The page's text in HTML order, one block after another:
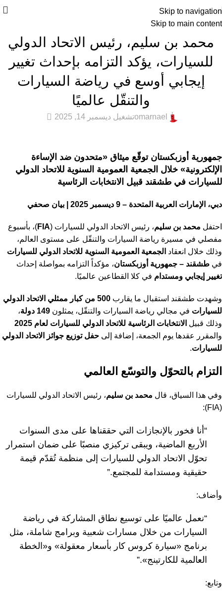
Skip to navigation
Skip to main content
محمد بن سليم، رئيس الاتحاد الدولي
للسيارات، يؤكد التزامه بإحداث تغيير
إيجابي أوسع في رياضة السيارات
والتنقّل عالميًا
omarnaelتشغيل ديسمبر 14, 2025 3
جمهورية أوزبكستان توقّع ميثاق «متحدون ضد الإساءة
الإلكترونية» خلال الجمعية العمومية السنوية للاتحاد الدولي
للسيارات في طشقند قبيل الانتخابات الرئاسية
دبي، الإمارات العربية المتحدة – 9 ديسمبر 2025 | بيان صحفي
احتفل محمد بن سليم، رئيس الاتحاد الدولي للسيارات (FIA)، بأسبوع
مفصلي في مسيرة رياضة السيارات والتنقّل على مستوى العالم،
وذلك خلال انعقاد الجمعية العمومية السنوية للاتحاد الدولي للسيارات
في طشقند – جمهورية أوزبكستان، مؤكداً التزامه بمواصلة إحداث
تغيير إيجابي ومستدام في كلا القطاعين عالميًا.
وشهدت طشقند استقبال ما يقارب
500 من كبار ممثلي الاتحاد الدولي
للسيارات في مجالي رياضة السيارات والتنقّل، يمثلون 149 دولة
،
وذلك قبيل الانتخابات الرئاسية للاتحاد الدولي للسيارات لعام 2025
والمقرر عقدها يوم الجمعة، إضافة إلى حفل توزيع جوائز الاتحاد الدولي
للسيارات.
التزام بالتحوّل والتوسّع العالمي
وفي هذا السياق، قال محمد بن سليم، رئيس الاتحاد الدولي للسيارات
(FIA):
“أنا فخور بالإنجازات التي حققناها على مدى السنوات
الأربع الماضية، ويبقى تركيزي منصبًا على ضمان استمرار
تحوّل الاتحاد الدولي للسيارات إلى منظمة تُقدّم قيمة
حقيقية ومستدامة للمجتمع.”
وأضاف:
“نعمل عالميًا على توسيع نطاق المشاركة في رياضة
السيارات من خلال مسارات شعبية وبرامج شاملة، مثل
برنامج «سيارة كروس كار بأسعار معقولة» و«الخطة
العالمية للكارتينج».”
وتابع: